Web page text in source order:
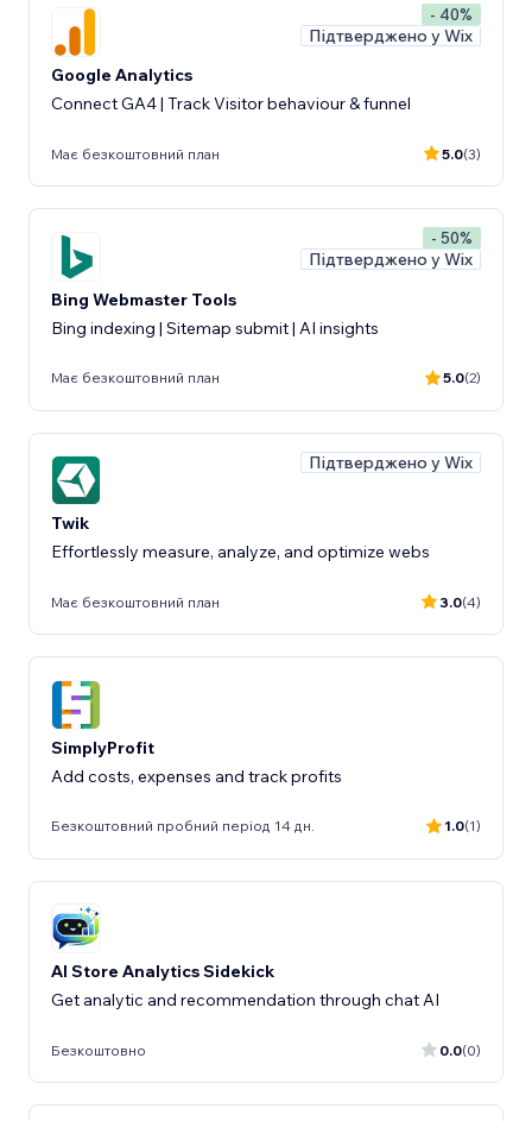
- 40%
Підтверджено у Wix
Google Analytics
Connect GA4 | Track Visitor behaviour & funnel
Має безкоштовний план 5.0(3)
- 50%
Підтверджено у Wix
Bing Webmaster Tools
Bing indexing | Sitemap submit | AI insights
Має безкоштовний план 5.0(2)
Підтверджено у Wix
Twik
Effortlessly measure, analyze, and optimize webs
Має безкоштовний план 3.0(4)
SimplyProfit
Add costs, expenses and track profits
Безкоштовний пробний період 14 дн. 1.0(1)
AI Store Analytics Sidekick
Get analytic and recommendation through chat AI
Безкоштовно 0.0(0)